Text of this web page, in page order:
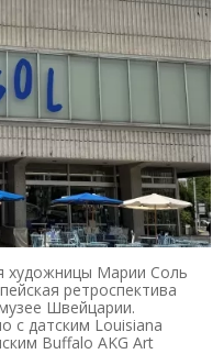
художницы Марии Соль
ретроспектива
Швейцарии.
с датским Louisiana
Buffalo AKG Art